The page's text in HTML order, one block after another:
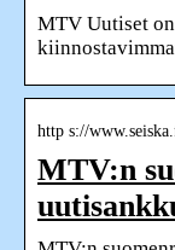
MTV Uutiset
http s://
MTV:n